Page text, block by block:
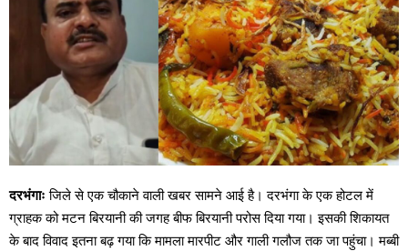
दरभंगाः जिले से एक चौकाने वाली खबर सामने आई है। दरभंगा के एक होटल में
ग्राहक को मटन बिरयानी की जगह बीफ बिरयानी परोस दिया गया। इसकी शिकायत
के बाद विवाद इतना बढ़ गया कि मामला मारपीट और गाली गलौज तक जा पहुंचा। मब्बी